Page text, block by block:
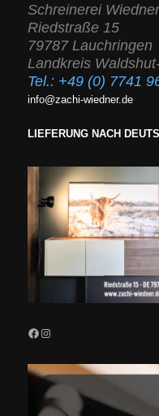
Schreinerei Wiedner
Riedstraße 15
79787 Lauchringen
Landkreis
Tel.: +49 (0) 7741
info@zachi-wiedner.de
LIEFERUNG NACH
Facebook
Instagram